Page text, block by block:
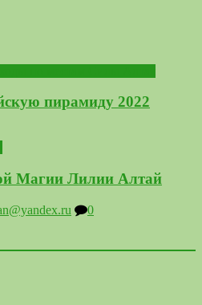
пирамиду 2022
Магии Лилии Алтай
0